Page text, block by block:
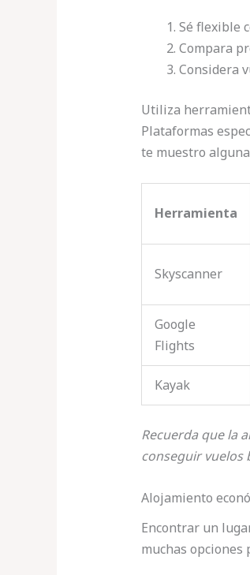
Sé flexible
Compara
Considera
Utiliza
Plataformas
te muestro
Herramienta
Skyscanner
Google
Flights
Kayak
Recuerda que la
conseguir vuelos
Alojamiento
Encontrar un
muchas